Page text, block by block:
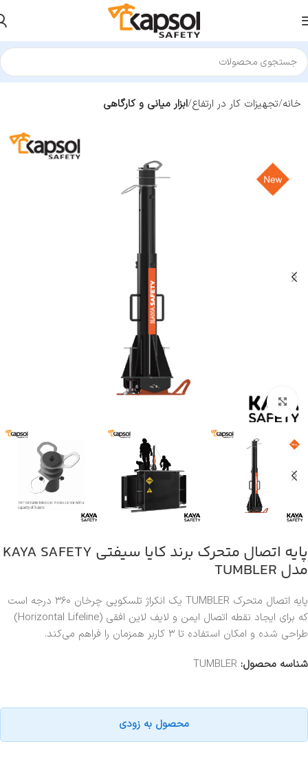
خانه تجهیزات کار در ارتفاع ابزار میانی و کارگاهی
بزرگنمایی تصویر
پایه اتصال متحرک برند کایا سیفتی KAYA SAFETY
مدل TUMBLER
پایه اتصال متحرک TUMBLER یک انکراژ تلسکوپی چرخان ۳۶۰ درجه است
که برای ایجاد نقطه اتصال ایمن و لایف لاین افقی (Horizontal Lifeline)
طراحی شده و امکان استفاده تا ۳ کاربر همزمان را فراهم می‌کند.
شناسه محصول: TUMBLER
محصول به زودی